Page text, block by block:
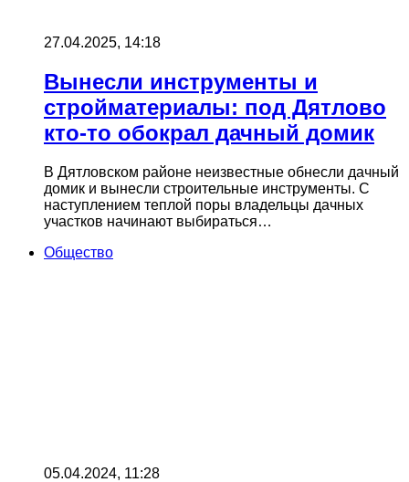
27.04.2025, 14:18
Вынесли инструменты и
стройматериалы: под Дятлово
кто-то обокрал дачный домик
В Дятловском районе неизвестные обнесли дачный
домик и вынесли строительные инструменты. С
наступлением теплой поры владельцы дачных
участков начинают выбираться…
Общество
05.04.2024, 11:28